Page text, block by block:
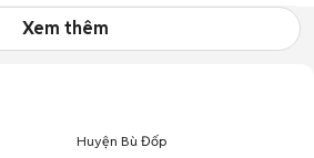
Xem thêm
Huyện Bù Đốp